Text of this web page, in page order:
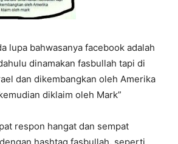
lupa bahwasanya facebook adalah
dinamakan fasbullah tapi di
dan dikembangkan oleh Amerika
diklaim oleh Mark”
respon hangat dan sempat